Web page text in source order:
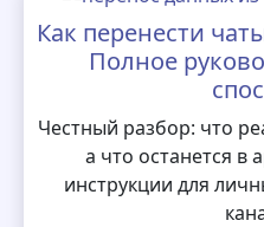
Как перенести
Полное
Честный разбор: что
а что останется в
инструкции для